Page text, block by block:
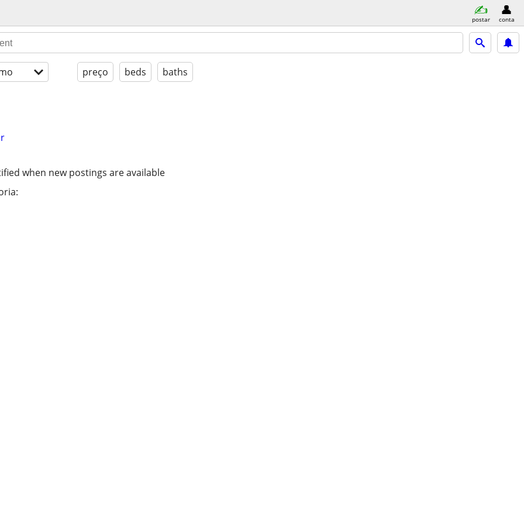
postar conta
preço beds baths
when new postings are available